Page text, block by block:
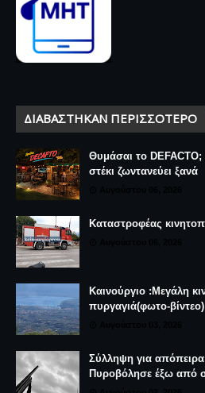
ΔΙΑΒΆΣΤΗΚΑΝ ΠΕΡΙΣΣΌΤΕΡΟ
Θυμάσαι το DEFACTO;
στέκι ζωντανεύει ξανά
Καταστροφέας
Καινούργιο :Μεγάλη
πυργαγιά(φωτο-βίντεο)
Σύλληψη για
Πυροβόλησε έξω από